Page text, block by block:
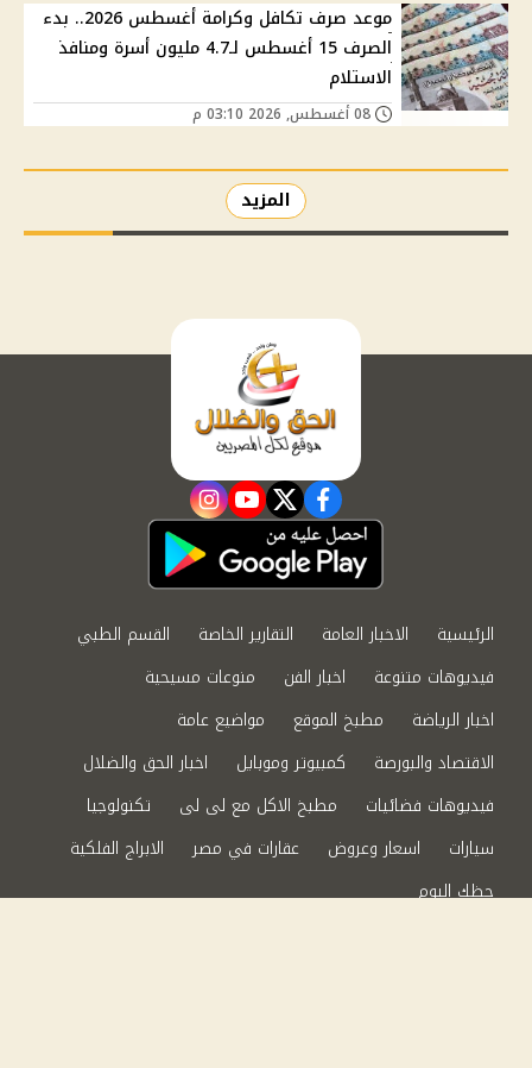
موعد صرف تكافل وكرامة أغسطس 2026.. بدء
الصرف 15 أغسطس لـ4.7 مليون أسرة ومنافذ
الاستلام
المزيد
facebook
twitter
youtube
instagram
الرئيسية الاخبار العامة التقارير الخاصة
القسم الطبي
فيديوهات متنوعة
اخبار الفن
منوعات مسيحية
اخبار الرياضة
مطبخ الموقع
مواضيع عامة
الاقتصاد والبورصة
كمبيوتر وموبايل
اخبار الحق والضلال
فيديوهات فضائيات
مطبخ الاكل مع لى لى
تكنولوجيا
سيارات
اسعار وعروض عقارات في مصر
الابراج الفلكية
حظك اليوم